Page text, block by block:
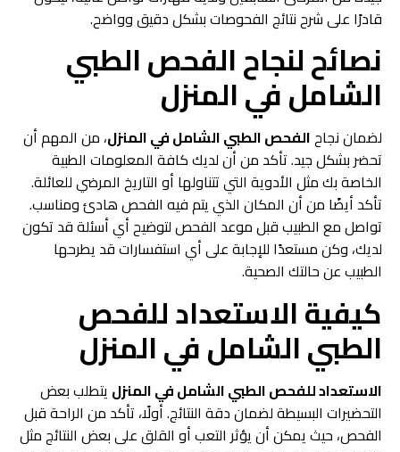
قادرًا على شرح نتائج الفحوصات بشكل دقيق وواضح.
نصائح لنجاحالفحص الطبي
الشامل في المنزل
لضمان نجاحالفحص الطبي الشامل في المنزل، من المهم أن
تحضر بشكل جيد. تأكد من أن لديك كافة المعلومات الطبية
الخاصة بك مثل الأدوية التي تتناولها أو التاريخ المرضي للعائلة.
تأكد أيضًا من أن المكان الذي يتم فيه الفحص هادئ ومناسب.
تواصل مع الطبيب قبل موعد الفحص لتوضيح أي أسئلة قد تكون
لديك، وكن مستعدًا للإجابة على أي استفسارات قد يطرحها
الطبيب عن حالتك الصحية.
كيفية الاستعداد للفحص
الطبي الشامل في المنزل
الاستعداد للفحص الطبي الشامل في المنزل يتطلب بعض
التحضيرات البسيطة لضمان دقة النتائج. أولًا، تأكد من الراحة قبل
الفحص، حيث يمكن أن يؤثر التعب أو القلق على بعض النتائج مثل